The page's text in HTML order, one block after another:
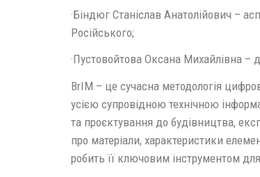
·Біндюг Станіслав Анатолійович –
Російського;
·Пустовойтова Оксана Михайлівна –
BrIM – це сучасна методологія
усією супровідною технічною
та проєктування до будівництва,
про матеріали, характеристики
робить її ключовим інструментом